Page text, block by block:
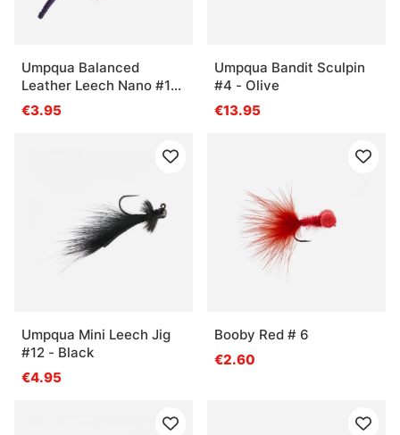
Umpqua Balanced
Leather Leech Nano #12
- Purple
€3.95
Umpqua Bandit Sculpin
#4 - Olive
€13.95
Umpqua Mini Leech Jig
#12 - Black
€4.95
Booby Red # 6
€2.60